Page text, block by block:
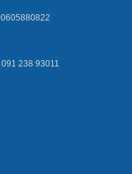
091 238 93011